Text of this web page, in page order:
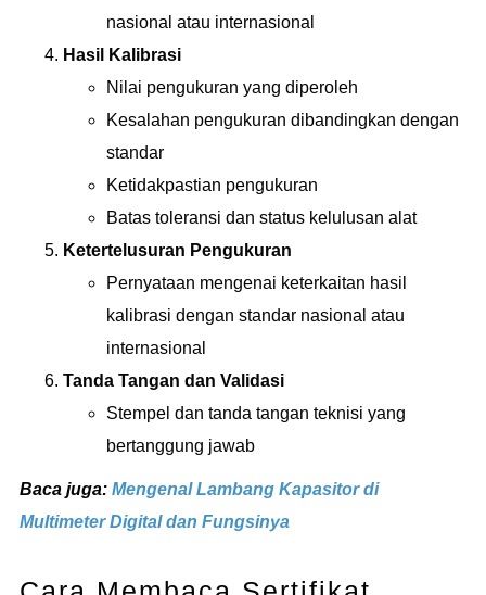
nasional atau internasional
Hasil Kalibrasi
Nilai pengukuran yang diperoleh
Kesalahan pengukuran dibandingkan dengan
standar
Ketidakpastian pengukuran
Batas toleransi dan status kelulusan alat
Ketertelusuran Pengukuran
Pernyataan mengenai keterkaitan hasil
kalibrasi dengan standar nasional atau
internasional
Tanda Tangan dan Validasi
Stempel dan tanda tangan teknisi yang
bertanggung jawab
Baca juga: Mengenal Lambang Kapasitor di
Multimeter Digital dan Fungsinya